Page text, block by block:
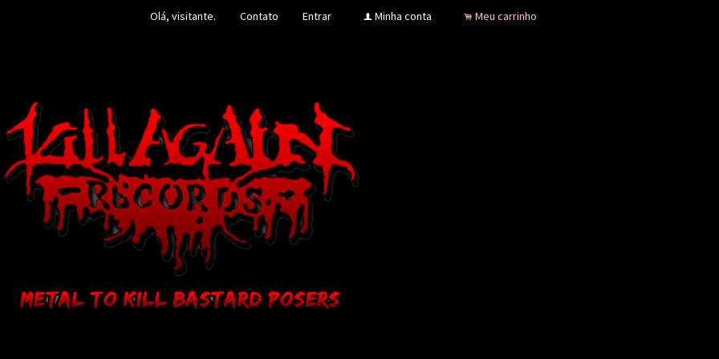
Olá, visitante. Contato Entrar f Minha conta . Meu carrinho